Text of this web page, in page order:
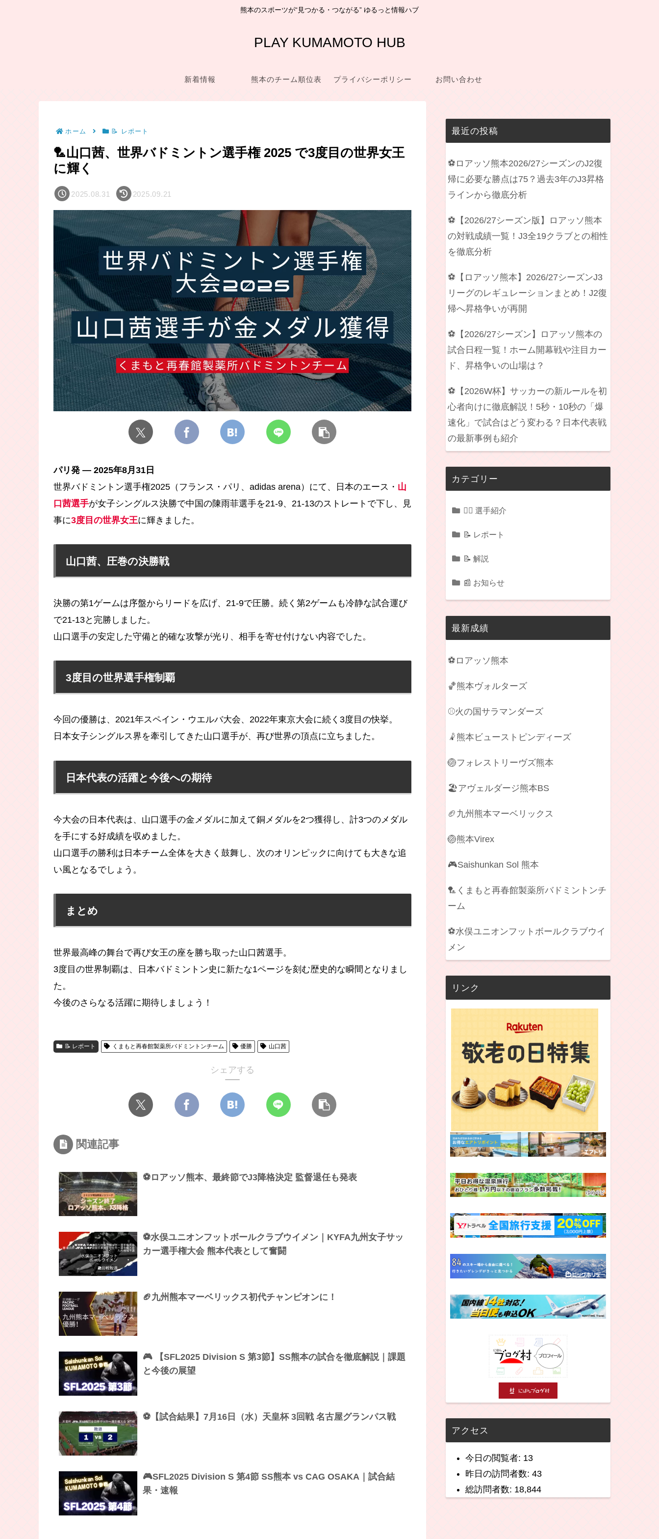
熊本のスポーツが“見つかる・つながる” ゆるっと情報ハブ
PLAY KUMAMOTO HUB
新着情報 熊本のチーム順位表 プライバシーポリシー お問い合わせ
ホーム 📝 レポート
🏸山口茜、世界バドミントン選手権 2025 で3度目の世界女王
に輝く
2025.08.31 2025.09.21
パリ発 — 2025年8月31日
世界バドミントン選手権2025（フランス・パリ、adidas arena）にて、日本のエース・ 山
口茜選手が女子シングルス決勝で中国の陳雨菲選手を21-9、21-13のストレートで下し、見
事に3度目の世界女王に輝きました。
山口茜、圧巻の決勝戦
決勝の第1ゲームは序盤からリードを広げ、21-9で圧勝。続く第2ゲームも冷静な試合運び
で21-13と完勝しました。
山口選手の安定した守備と的確な攻撃が光り、相手を寄せ付けない内容でした。
3度目の世界選手権制覇
今回の優勝は、2021年スペイン・ウエルバ大会、2022年東京大会に続く3度目の快挙。
日本女子シングルス界を牽引してきた山口選手が、再び世界の頂点に立ちました。
日本代表の活躍と今後への期待
今大会の日本代表は、山口選手の金メダルに加えて銅メダルを2つ獲得し、計3つのメダル
を手にする好成績を収めました。
山口選手の勝利は日本チーム全体を大きく鼓舞し、次のオリンピックに向けても大きな追
い風となるでしょう。
まとめ
世界最高峰の舞台で再び女王の座を勝ち取った山口茜選手。
3度目の世界制覇は、日本バドミントン史に新たな1ページを刻む歴史的な瞬間となりまし
た。
今後のさらなる活躍に期待しましょう！
📝 レポート くまもと再春館製薬所バドミントンチーム 優勝 山口茜
シェアする
関連記事
⚽ロアッソ熊本、最終節でJ3降格決定 監督退任も発表
⚽水俣ユニオンフットボールクラブウイメン｜KYFA九州女子サッ
カー選手権大会 熊本代表として奮闘
🏈九州熊本マーベリックス初代チャンピオンに！
🎮 【SFL2025 Division S 第3節】SS熊本の試合を徹底解説｜課題
と今後の展望
⚽【試合結果】7月16日（水）天皇杯 3回戦 名古屋グランパス戦
🎮SFL2025 Division S 第4節 SS熊本 vs CAG OSAKA｜試合結
果・速報
最近の投稿
⚽ロアッソ熊本2026/27シーズンのJ2復
帰に必要な勝点は75？過去3年のJ3昇格
ラインから徹底分析
⚽【2026/27シーズン版】ロアッソ熊本
の対戦成績一覧！J3全19クラブとの相性
を徹底分析
⚽【ロアッソ熊本】2026/27シーズンJ3
リーグのレギュレーションまとめ！J2復
帰へ昇格争いが再開
⚽【2026/27シーズン】ロアッソ熊本の
試合日程一覧！ホーム開幕戦や注目カー
ド、昇格争いの山場は？
⚽【2026W杯】サッカーの新ルールを初
心者向けに徹底解説！5秒・10秒の「爆
速化」で試合はどう変わる？日本代表戦
の最新事例も紹介
カテゴリー
🏃‍♂️ 選手紹介
📝 レポート
📝 解説
📰 お知らせ
最新成績
⚽ロアッソ熊本
🏀熊本ヴォルターズ
⚾火の国サラマンダーズ
🤾熊本ビューストピンディーズ
🏐フォレストリーヴズ熊本
🏖️アヴェルダージ熊本BS
🏈九州熊本マーベリックス
🏐熊本Virex
🎮Saishunkan Sol 熊本
🏸くまもと再春館製薬所バドミントンチ
ーム
⚽水俣ユニオンフットボールクラブウイ
メン
リンク
アクセス
今日の閲覧者: 13
昨日の訪問者数: 43
総訪問者数: 18,844